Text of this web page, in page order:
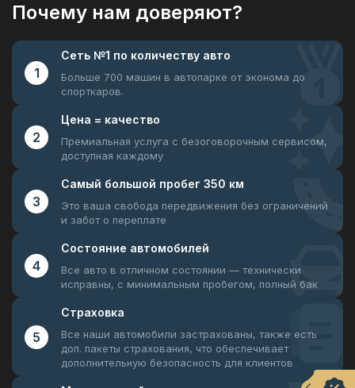
Почему нам доверяют?
1
Сеть №1 по количеству авто
Больше 700 машин в автопарке от эконома до
спорткаров.
2
Цена = качество
Премиальная услуга с безоговорочным сервисом,
доступная каждому
3
Самый большой пробег 350 км
Это ваша свобода передвижения без ограничений
и забот о переплате
4
Состояние автомобилей
Все авто в отличном состоянии — технически
исправны, с минимальным пробегом, полный бак
5
Страховка
Все наши автомобили застрахованы, также есть
доп. пакеты страхования, что обеспечивает
дополнительную безопасность для клиентов